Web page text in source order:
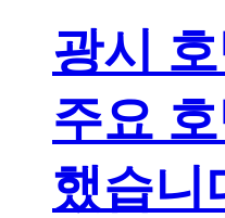
광시
주요
했습니